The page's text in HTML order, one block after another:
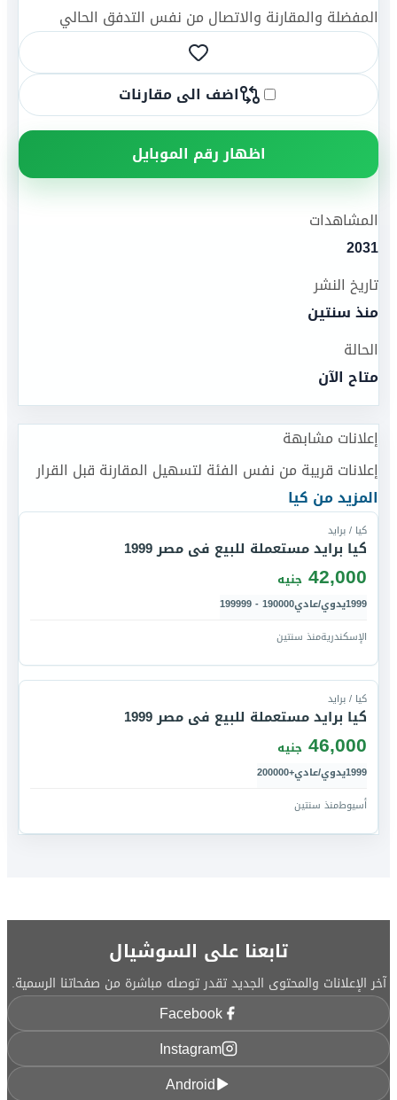
المفضلة والمقارنة والاتصال من نفس التدفق الحالي
اضف الى مقارنات
اظهار رقم الموبايل
المشاهدات
2031
تاريخ النشر
منذ سنتين
الحالة
متاح الآن
إعلانات مشابهة
إعلانات قريبة من نفس الفئة لتسهيل المقارنة قبل القرار
المزيد من كيا
كيا / برايد
كيا برايد مستعملة للبيع فى مصر 1999
42,000 جنيه
1999يدوي/عادي190000 - 199999
الإسكندريةمنذ سنتين
كيا / برايد
كيا برايد مستعملة للبيع فى مصر 1999
46,000 جنيه
1999يدوي/عادي+200000
أسيوطمنذ سنتين
تابعنا على السوشيال
آخر الإعلانات والمحتوى الجديد تقدر توصله مباشرة من صفحاتنا الرسمية.
Facebook
Instagram
Android